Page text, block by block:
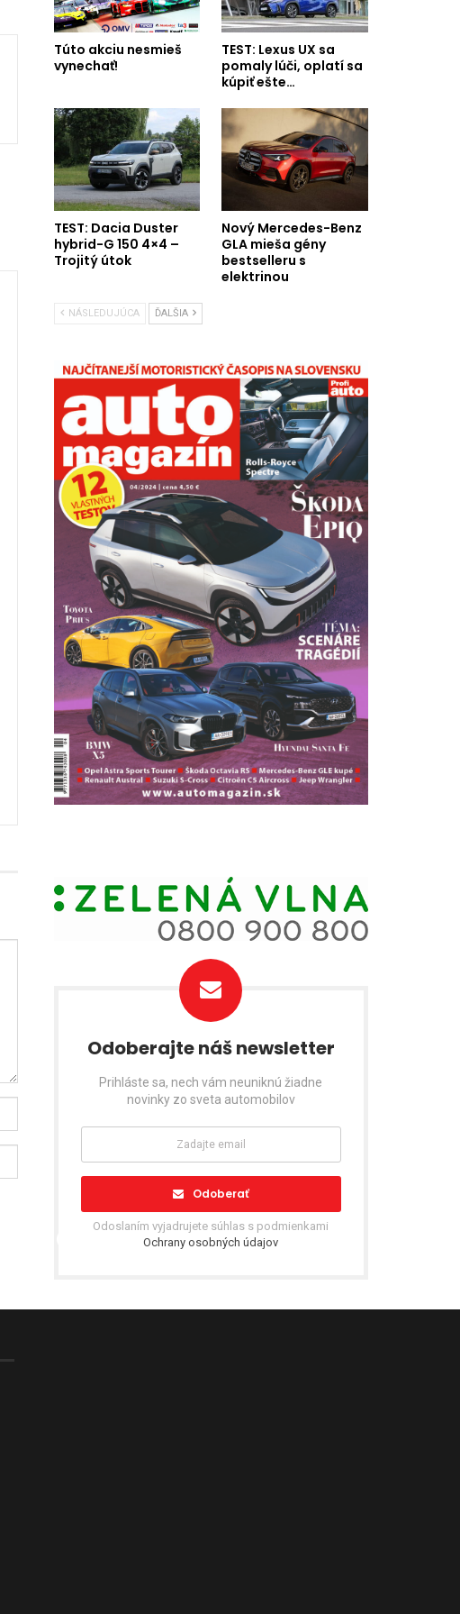
Túto akciu nesmieš
vynechať!
TEST: Lexus UX sa
pomaly lúči, oplatí sa
kúpiť ešte…
TEST: Dacia Duster
hybrid-G 150 4×4 –
Trojitý útok
Nový Mercedes-Benz
GLA mieša gény
bestselleru s
elektrinou
NÁSLEDUJÚCA ĎALŠIA
Odoberajte náš newsletter
Prihláste sa, nech vám neuniknú žiadne
novinky zo sveta automobilov
Odoberať
Odoslaním vyjadrujete súhlas s podmienkami
Ochrany osobných údajov